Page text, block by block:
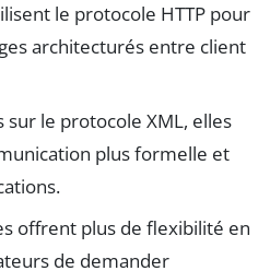
le protocole HTTP pour
architecturés entre client
sur le protocole XML, elles
plus formelle et
offrent plus de flexibilité en
de demander